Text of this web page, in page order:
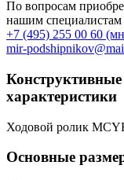
По вопросам
нашим специалистам
+7 (495) 255 00 60
mir-
Конструктивные
характеристики
Ходовой ролик
Основные